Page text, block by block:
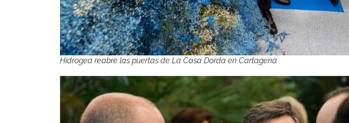
Hidrogea reabre las puertas de La Casa Dorda en Cartagena